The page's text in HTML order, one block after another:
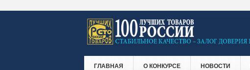
ГЛАВНАЯ О КОНКУРСЕ НОВОСТИ